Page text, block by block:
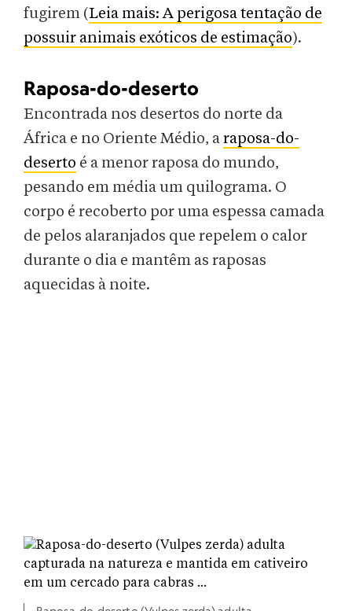
fugirem (Leia mais: A perigosa tentação de
possuir animais exóticos de estimação).
Raposa-do-deserto
Encontrada nos desertos do norte da
África e no Oriente Médio, araposa-do-
deserto é a menor raposa do mundo,
pesando em média um quilograma. O
corpo é recoberto por uma espessa camada
de pelos alaranjados que repelem o calor
durante o dia e mantêm as raposas
aquecidas à noite.